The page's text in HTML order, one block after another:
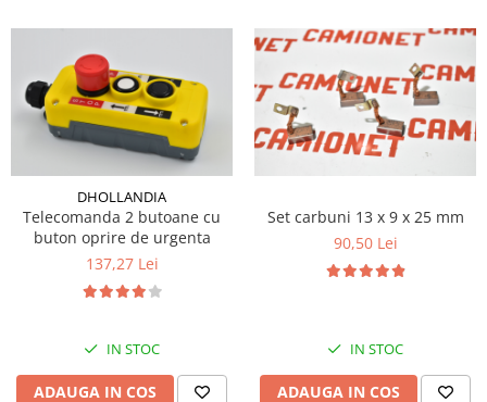
DHOLLANDIA
Telecomanda 2 butoane cu
buton oprire de urgenta
137,27 Lei
IN STOC
ADAUGA IN COS
Set carbuni 13 x 9 x 25 mm
90,50 Lei
IN STOC
ADAUGA IN COS